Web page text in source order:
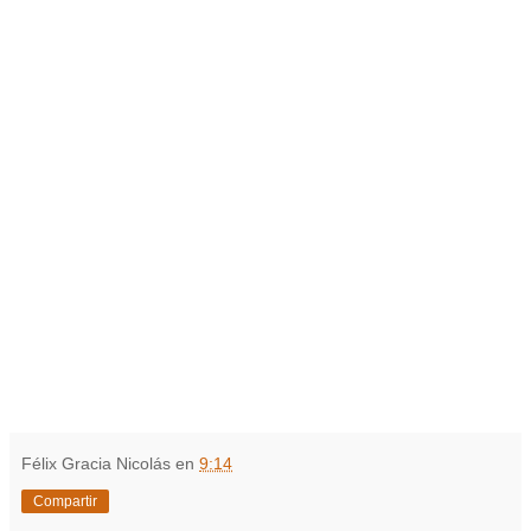
Félix Gracia Nicolás en 9:14
Compartir